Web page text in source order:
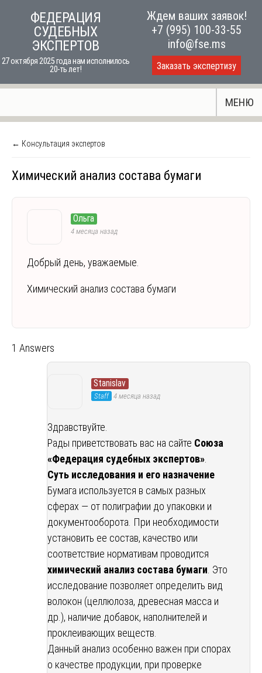
ФЕДЕРАЦИЯ
СУДЕБНЫХ
ЭКСПЕРТОВ
27 октября 2025 года нам исполнилось
20-ть лет!
Ждем ваших заявок!
+7 (995) 100-33-55
info@fse.ms
Заказать экспертизу
МЕНЮ
← Консультация экспертов
Химический анализ состава бумаги
Ольга
4 месяца назад
Добрый день, уважаемые.
Химический анализ состава бумаги
1 Answers
Stanislav
Staff 4 месяца назад
Здравствуйте.
Рады приветствовать вас на сайте Союза
«Федерация судебных экспертов»
Суть исследования и его назначение
Бумага используется в самых разных
сферах — от полиграфии до упаковки и
документооборота. При необходимости
установить ее состав, качество или
соответствие нормативам проводится
химический анализ состава бумаги . Это
исследование позволяет определить вид
волокон (целлюлоза, древесная масса и
др.), наличие добавок, наполнителей и
проклеивающих веществ.
Данный анализ особенно важен при спорах
о качестве продукции, при проверке